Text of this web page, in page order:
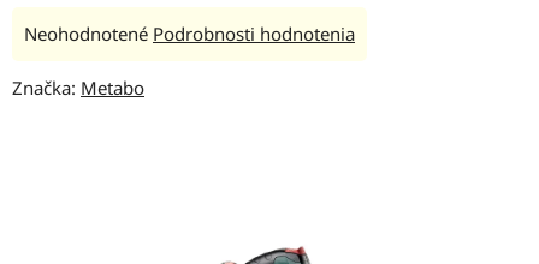
Priemerné
produktu
Neohodnotené Podrobnosti hodnotenia
Značka: Metabo